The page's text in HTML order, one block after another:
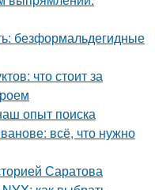
безформальдегидные
что стоит за
опыт поиска
всё, что нужно
Саратова